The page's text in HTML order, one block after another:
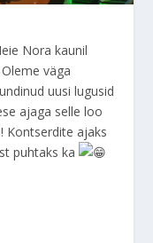
Nora kaunil
Oleme väga
uusi lugusid
ajaga selle loo
Kontserdite ajaks
puhtaks ka